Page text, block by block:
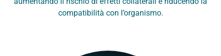
compatibilità con l’organismo.